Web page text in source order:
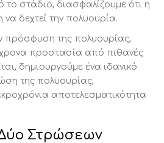
το στάδιο, διασφαλίζουμε ότι η
να δεχτεί την πολυουρία.
πρόσφυση της πολυουρίας,
προστασία από πιθανές
δημιουργούμε ένα ιδανικό
της πολυουρίας,
αποτελεσματικότητα
Στρώσεων